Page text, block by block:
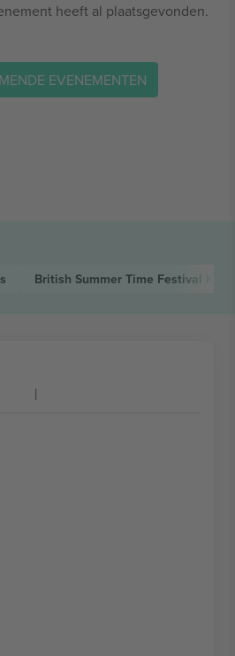
heeft al plaatsgevonden.
EVENEMENTEN
British Summer Time Festival